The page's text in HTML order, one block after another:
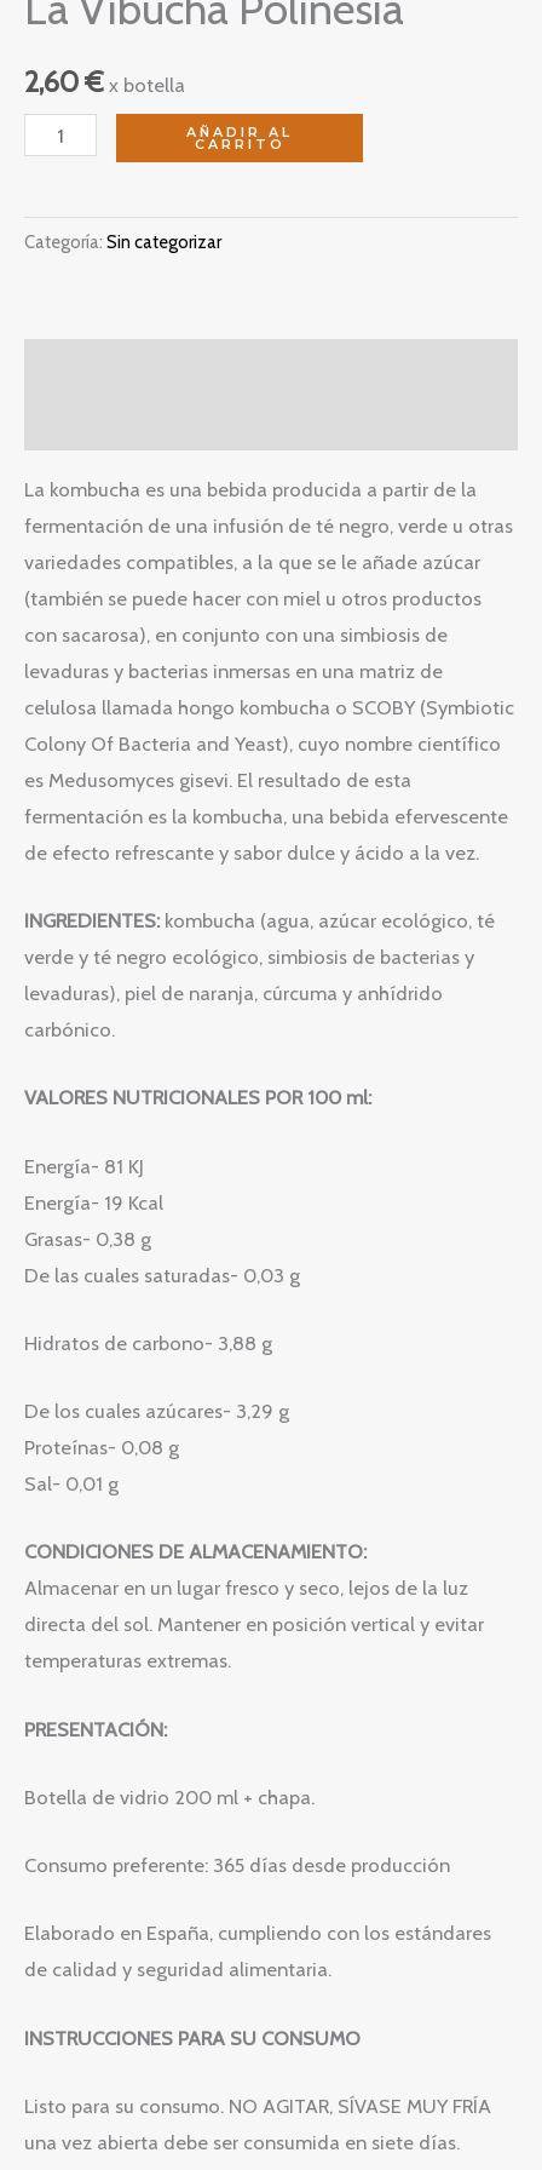
2,60€ x botella
cantidad
AÑADIR AL
CARRITO
Categoría: Sin categorizar
La kombucha es una bebida producida a partir de la
fermentación de una infusión de té negro, verde u otras
variedades compatibles, a la que se le añade azúcar
(también se puede hacer con miel u otros productos
con sacarosa), en conjunto con una simbiosis de
levaduras y bacterias inmersas en una matriz de
celulosa llamada hongo kombucha o SCOBY (Symbiotic
Colony Of Bacteria and Yeast), cuyo nombre científico
es Medusomyces gisevi. El resultado de esta
fermentación es la kombucha, una bebida efervescente
de efecto refrescante y sabor dulce y ácido a la vez.
INGREDIENTES: kombucha (agua, azúcar ecológico, té
verde y té negro ecológico, simbiosis de bacterias y
levaduras), piel de naranja, cúrcuma y anhídrido
carbónico.
VALORES NUTRICIONALES POR 100 ml:
Energía- 81 KJ
Energía- 19 Kcal
Grasas- 0,38 g
De las cuales saturadas- 0,03 g
Hidratos de carbono- 3,88 g
De los cuales azúcares- 3,29 g
Proteínas- 0,08 g
Sal- 0,01 g
CONDICIONES DE ALMACENAMIENTO:
Almacenar en un lugar fresco y seco, lejos de la luz
directa del sol. Mantener en posición vertical y evitar
temperaturas extremas.
PRESENTACIÓN:
Botella de vidrio 200 ml + chapa.
Consumo preferente: 365 días desde producción
Elaborado en España, cumpliendo con los estándares
de calidad y seguridad alimentaria.
INSTRUCCIONES PARA SU CONSUMO
Listo para su consumo. NO AGITAR, SÍVASE MUY FRÍA
una vez abierta debe ser consumida en siete días.